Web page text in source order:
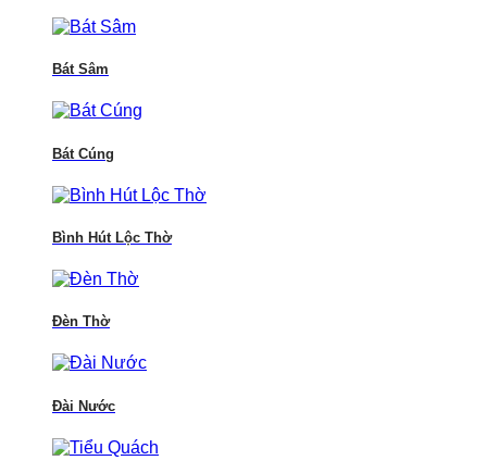
Bát Sâm
Bát Cúng
Bình Hút Lộc Thờ
Đèn Thờ
Đài Nước